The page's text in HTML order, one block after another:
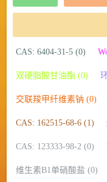
CAS: 6404-31-5 (0)
双硬脂酸甘油酯 (0)
交联羧甲纤维素钠 (0)
CAS: 162515-68-6 (1)
CAS: 123333-98-2 (0)
维生素B1单硝酸盐 (0)